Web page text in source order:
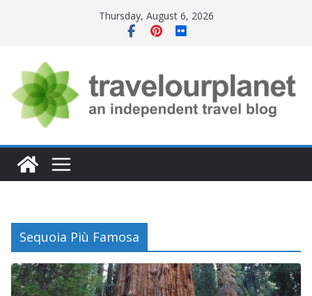
Thursday, August 6, 2026
Sequoia Più Famosa